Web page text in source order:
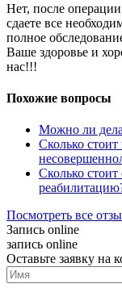
Нет, после
сдаете все
полное
Ваше здоровье и
нас!!!
Похожие вопросы
Можно ли
Сколько
Сколько
Посмотреть все
Запись online
запись online
Оставьте заявку на